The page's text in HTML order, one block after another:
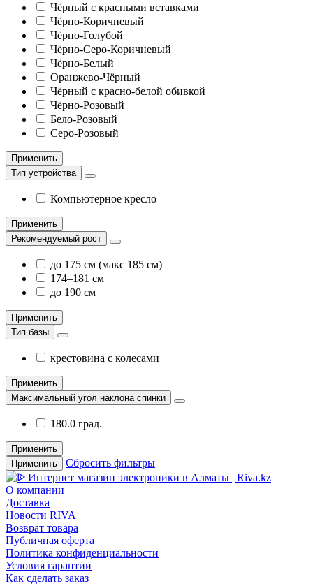
Чёрный с красными вставками
Чёрно-Коричневый
Чёрно-Голубой
Чёрно-Серо-Коричневый
Чёрно-Белый
Оранжево-Чёрный
Чёрный с красно-белой обивкой
Чёрно-Розовый
Бело-Розовый
Серо-Розовый
Применить
Тип устройства
Компьютерное кресло
Применить
Рекомендуемый рост
до 175 см (макс 185 см)
174–181 см
до 190 см
Применить
Тип базы
крестовина с колесами
Применить
Максимальный угол наклона спинки
180.0 град.
Применить
Применить
Сбросить фильтры
О компании
Доставка
Новости RIVA
Возврат товара
Публичная оферта
Политика конфиденциальности
Условия гарантии
Как сделать заказ